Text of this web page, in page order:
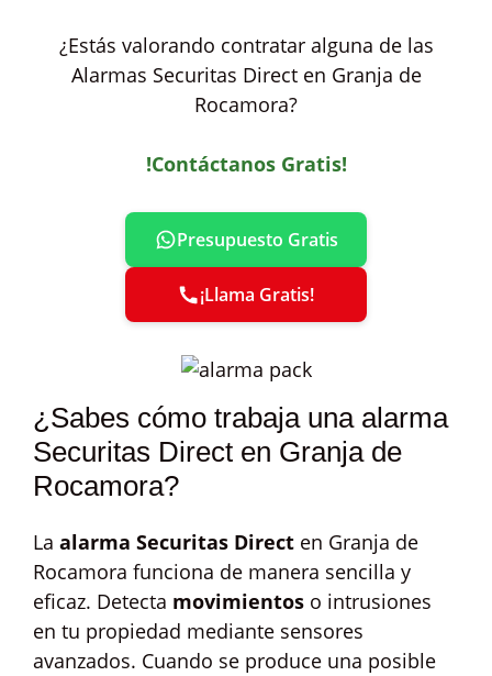
¿Estás valorando contratar alguna de las
Alarmas Securitas Direct en Granja de
Rocamora?
!Contáctanos Gratis!
Presupuesto Gratis
¡Llama Gratis!
¿Sabes cómo trabaja una alarma
Securitas Direct en Granja de
Rocamora?
La alarma Securitas Direct en Granja de
Rocamora funciona de manera sencilla y
eficaz. Detecta movimientos o intrusiones
en tu propiedad mediante sensores
avanzados. Cuando se produce una posible